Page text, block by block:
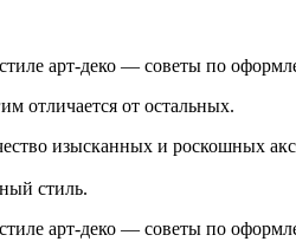
отличается от остальных.
изысканных и роскошных
стиль.